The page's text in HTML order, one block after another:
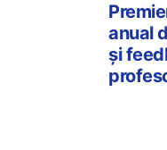
anual
şi